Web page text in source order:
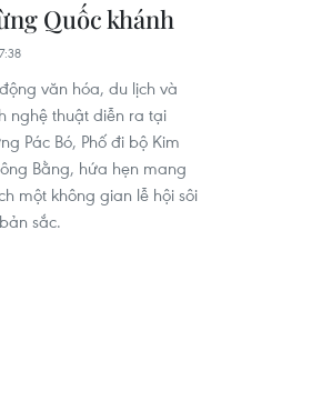
Quốc khánh
văn hóa, du lịch và
nghệ thuật diễn ra tại
Pác Bó, Phố đi bộ Kim
Bằng, hứa hẹn mang
một không gian lễ hội sôi
sắc.